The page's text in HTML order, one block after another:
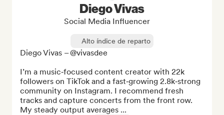
Diego Vivas
Social Media Influencer
Alto índice de reparto
Diego Vivas – @vivasdee
I’m a music‑focused content creator with 22k
followers on TikTok and a fast‑growing 2.8k‑strong
community on Instagram. I recommend fresh
tracks and capture concerts from the front row.
My steady output averages ...